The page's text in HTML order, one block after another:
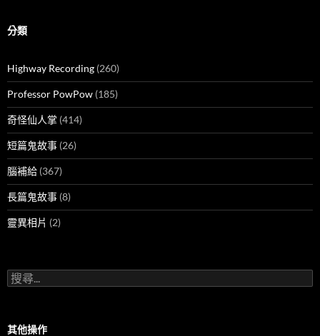
分類
Highway Recording (260)
Professor PowPow (185)
奇怪仙人掌 (414)
短篇鬼故事 (26)
腦補給 (367)
長篇鬼故事 (8)
靈異相片 (2)
搜
尋
字:
其他操作